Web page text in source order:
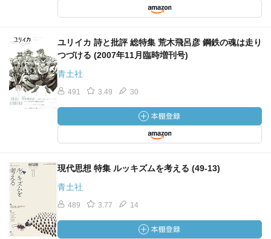
ユリイカ 詩と批評 総特集 荒木飛呂彦 鋼鉄の魂は走り
つづける (2007年11月臨時増刊号)
青土社
491 3.49 30
現代思想 特集 ルッキズムを考える (49-13)
青土社
489 3.77 14